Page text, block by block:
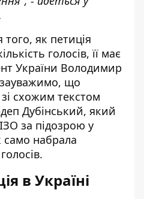
як петиція
голосів, її має
України Володимир
що
схожим текстом
Дубінський, який
за підозрою у
само набрала
.
в Україні